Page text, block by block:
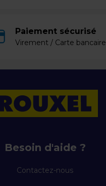
Paiement sécurisé
Virement / Carte bancaire
Besoin d'aide ?
Contactez-nous